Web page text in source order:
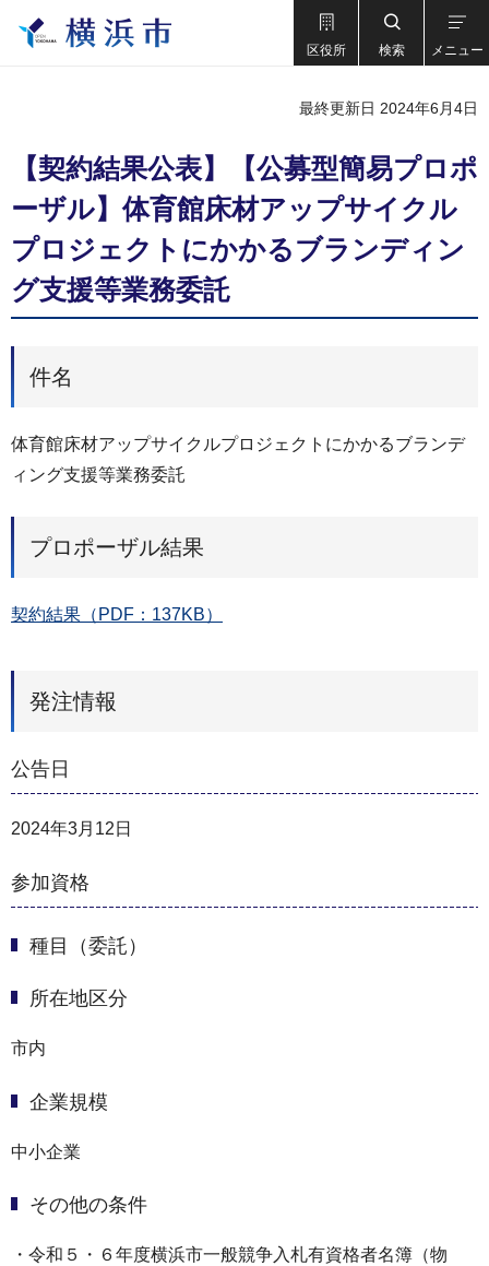
区役所 検索 メニュー
最終更新日 2024年6月4日
【契約結果公表】【公募型簡易プロポ
ーザル】体育館床材アップサイクル
プロジェクトにかかるブランディン
グ支援等業務委託
件名
体育館床材アップサイクルプロジェクトにかかるブランデ
ィング支援等業務委託
プロポーザル結果
契約結果（PDF：137KB）
発注情報
公告日
2024年3月12日
参加資格
種目（委託）
所在地区分
市内
企業規模
中小企業
その他の条件
・令和５・６年度横浜市一般競争入札有資格者名簿（物